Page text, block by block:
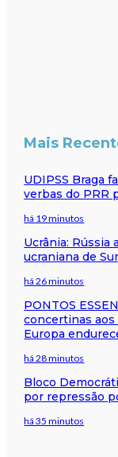
Mais
UDIPSS Braga
verbas do PRR
há 19 minutos
Ucrânia: Rússia
ucraniana de
há 26 minutos
PONTOS
concertinas
Europa
há 28 minutos
Bloco
por repressão
há 35 minutos